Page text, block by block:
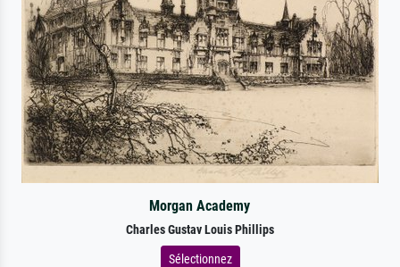
Morgan Academy
Charles Gustav Louis Phillips
Sélectionnez